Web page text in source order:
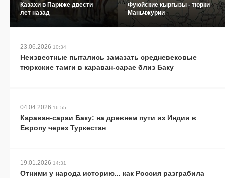
Казахи в Париже двести
лет назад
Фуюйские кыргызы - тюрки
Маньчжурии
23.06.2026 10:34
Неизвестные пытались замазать средневековые
тюркские тамги в караван-сарае близ Баку
04.04.2026 16:55
Караван-сараи Баку: на древнем пути из Индии в
Европу через Туркестан
19.01.2026 14:31
Отними у народа историю... как Россия разграбила